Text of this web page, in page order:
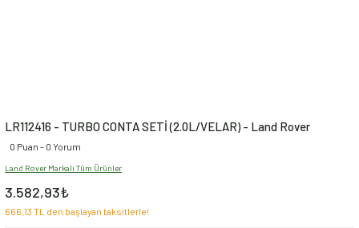
LR112416 - TURBO CONTA SETİ (2.0L/VELAR) - Land Rover
0 Puan - 0 Yorum
Land Rover Markalı Tüm Ürünler
3.582,93₺
666,13 TL den başlayan taksitlerle!